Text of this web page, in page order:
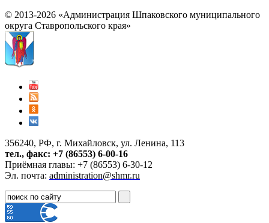
© 2013-2026 «Администрация Шпаковского муниципального
округа Ставропольского края»
356240, РФ, г. Михайловск, ул. Ленина, 113
тел., факс: +7 (86553) 6-00-16
Приёмная главы: +7 (86553) 6-30-12
Эл. почта: administration@shmr.ru